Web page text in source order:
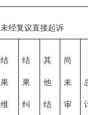
未经复议直接起诉
结
果
维
结
果
纠
其
他
结
尚
未
审